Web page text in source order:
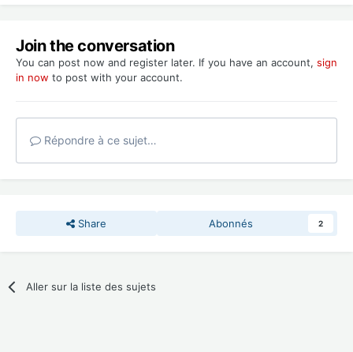
Join the conversation
You can post now and register later. If you have an account, sign
in now to post with your account.
Répondre à ce sujet…
Share Abonnés 2
Aller sur la liste des sujets